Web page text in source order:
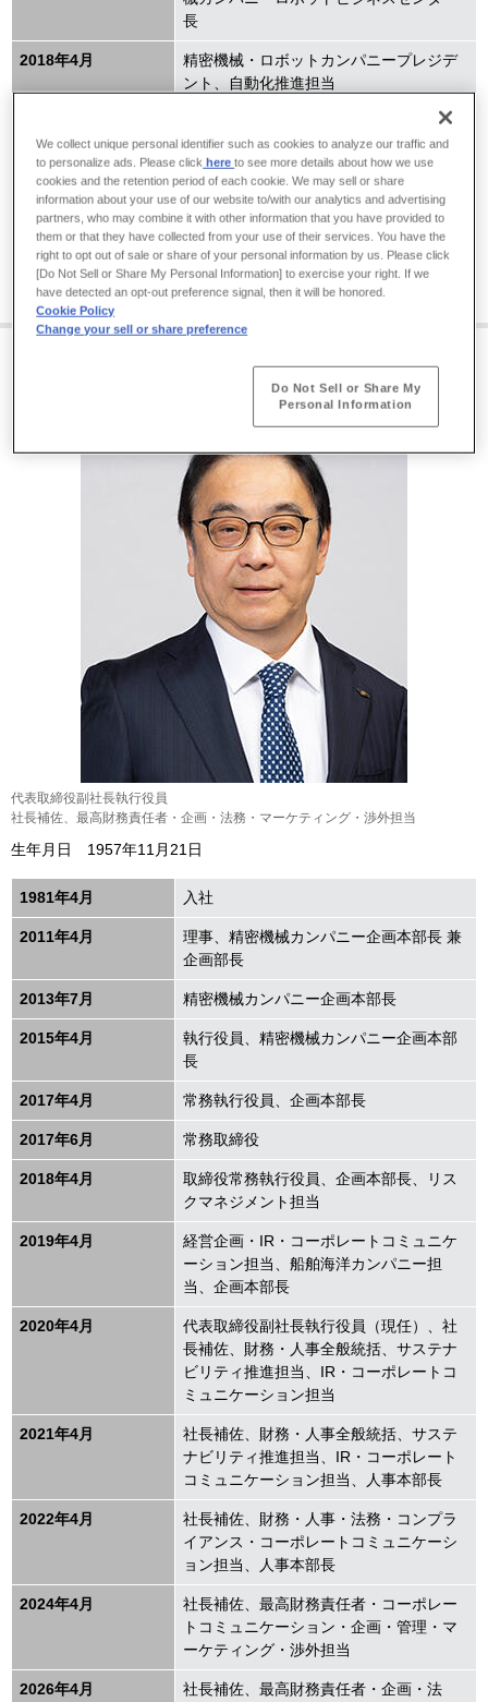
長
2018年4月
精密機械・ロボットカンパニープレジデ
ント、自動化推進担当
取締役常務執行役員、精密機械・ロボッ
トカンパニープレジデント、自動化推進
担当
2020年4月 代表取締役副社長執行役員、社長補佐
2020年6月
代表取締役社⻑執⾏役員、最⾼経営責任
者（現任）
代表取締役副社長執行役員
社長補佐、最高財務責任者・企画・法務・マーケティング・渉外担当
生年月日 1957年11月21日
1981年4月 入社
2011年4月
理事、精密機械カンパニー企画本部長 兼
企画部長
2013年7月 精密機械カンパニー企画本部長
2015年4月
執行役員、精密機械カンパニー企画本部
長
2017年4月 常務執行役員、企画本部長
2017年6月 常務取締役
2018年4月
取締役常務執行役員、企画本部長、リス
クマネジメント担当
2019年4月
経営企画・IR・コーポレートコミュニケ
ーション担当、船舶海洋カンパニー担
当、企画本部長
2020年4月
代表取締役副社長執行役員（現任）、社
長補佐、財務・人事全般統括、サステナ
ビリティ推進担当、IR・コーポレートコ
ミュニケーション担当
2021年4月
社長補佐、財務・人事全般統括、サステ
ナビリティ推進担当、 IR ・コーポレート
コミュニケーション担当、人事本部長
2022年4月
社長補佐、財務・人事・法務・コンプラ
イアンス・コーポレートコミュニケーシ
ョン担当、人事本部長
2024年4月
社長補佐、最高財務責任者・コーポレー
トコミュニケーション・企画・管理・マ
ーケティング・渉外担当
2026年4月 社長補佐、最高財務責任者・企画・法
We collect unique personal identifier such as cookies to analyze our traffic and
to personalize ads. Please click hereto see more details about how we use
cookies and the retention period of each cookie. We may sell or share
information about your use of our website to/with our analytics and advertising
partners, who may combine it with other information that you have provided to
them or that they have collected from your use of their services. You have the
right to opt out of sale or share of your personal information by us. Please click
[Do Not Sell or Share My Personal Information] to exercise your right. If we
have detected an opt-out preference signal, then it will be honored.
Cookie Policy
Change your sell or share preference
Do Not Sell or Share My
Personal Information